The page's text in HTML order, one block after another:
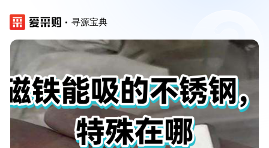
寻源宝典